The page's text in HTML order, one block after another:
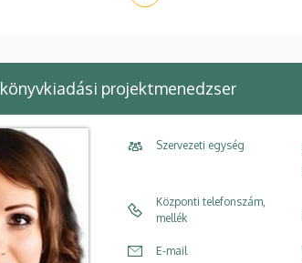
könyvkiadási projektmenedzser
Szervezeti egység
Központi telefonszám,
mellék
E-mail